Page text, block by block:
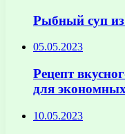
Рыбный суп
05.05.2023
Рецепт
для
10.05.2023